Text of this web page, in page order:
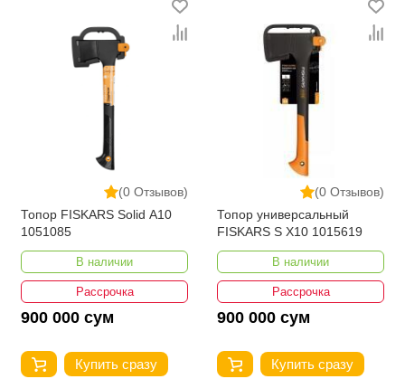
(0 Отзывов)
Топор FISKARS Solid A10
1051085
В наличии
Рассрочка
900 000 сум
Купить сразу
(0 Отзывов)
Топор универсальный
FISKARS S X10 1015619
В наличии
Рассрочка
900 000 сум
Купить сразу